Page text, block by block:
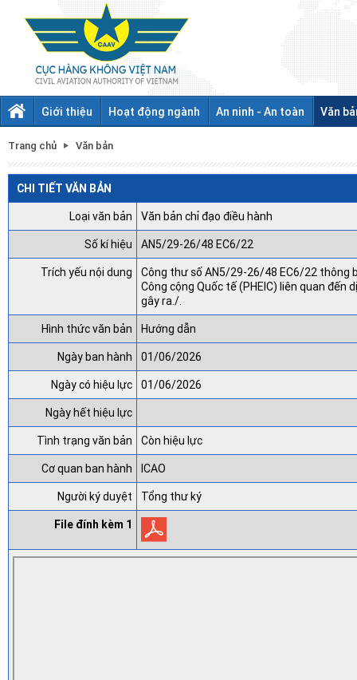
Giới thiệu Hoạt động ngành An ninh - An toàn Văn
Trang chủ Văn bản
CHI TIẾT VĂN BẢN
Loại văn bản
Văn bản chỉ đạo điều hành
Số kí hiệu
AN5/29-26/48 EC6/22
Trích yếu nội dung
Công thư số AN5/29-26/48 EC6/22 thông
Công cộng Quốc tế (PHEIC) liên quan đến
gây ra./.
Hình thức văn bản
Hướng dẫn
Ngày ban hành
01/06/2026
Ngày có hiệu lực 01/06/2026
Ngày hết hiệu lực
Tình trạng văn bản
Còn hiệu lực
Cơ quan ban hành
ICAO
Người ký duyệt
Tổng thư ký
File đính kèm 1